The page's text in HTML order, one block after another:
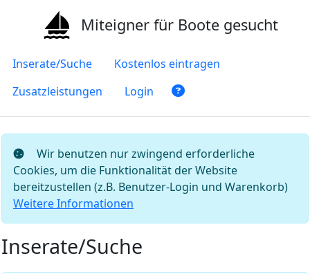
Miteigner für Boote gesucht
Inserate/Suche
Kostenlos eintragen
Zusatzleistungen
Login
Wir benutzen nur zwingend erforderliche
Cookies, um die Funktionalität der Website
bereitzustellen (z.B. Benutzer-Login und Warenkorb)
Weitere Informationen
Inserate/Suche